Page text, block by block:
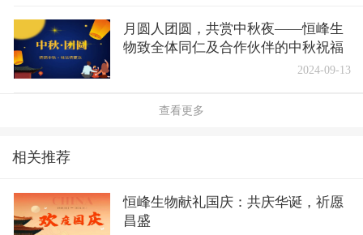
月圆人团圆，共赏中秋夜——恒峰生
物致全体同仁及合作伙伴的中秋祝福
2024-09-13
查看更多
相关推荐
恒峰生物献礼国庆：共庆华诞，祈愿
昌盛